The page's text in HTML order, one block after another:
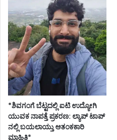
*ಶಿವಗಂಗೆ ಬೆಟ್ಟದಲ್ಲಿ ಐಟಿ ಉದ್ಯೋಗಿ
ಯುವಕ ನಾಪತ್ತೆ ಪ್ರಕರಣ: ಲ್ಯಾಪ್ ಟಾಪ್
ನಲ್ಲಿ ಬಯಲಾಯ್ತು ಆತಂಕಕಾರಿ
ಮಾಹಿತಿ*